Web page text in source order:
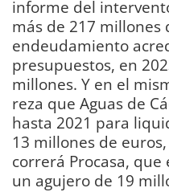
informe del
más de 217 millones
endeudamiento
presupuestos, en
millones. Y en el
reza que Aguas de
hasta 2021 para
13 millones de
correrá Procasa,
un agujero de 19